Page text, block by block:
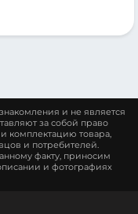
и не является
за собой право
комплектацию товара,
и потребителей.
факту, приносим
и фотографиях